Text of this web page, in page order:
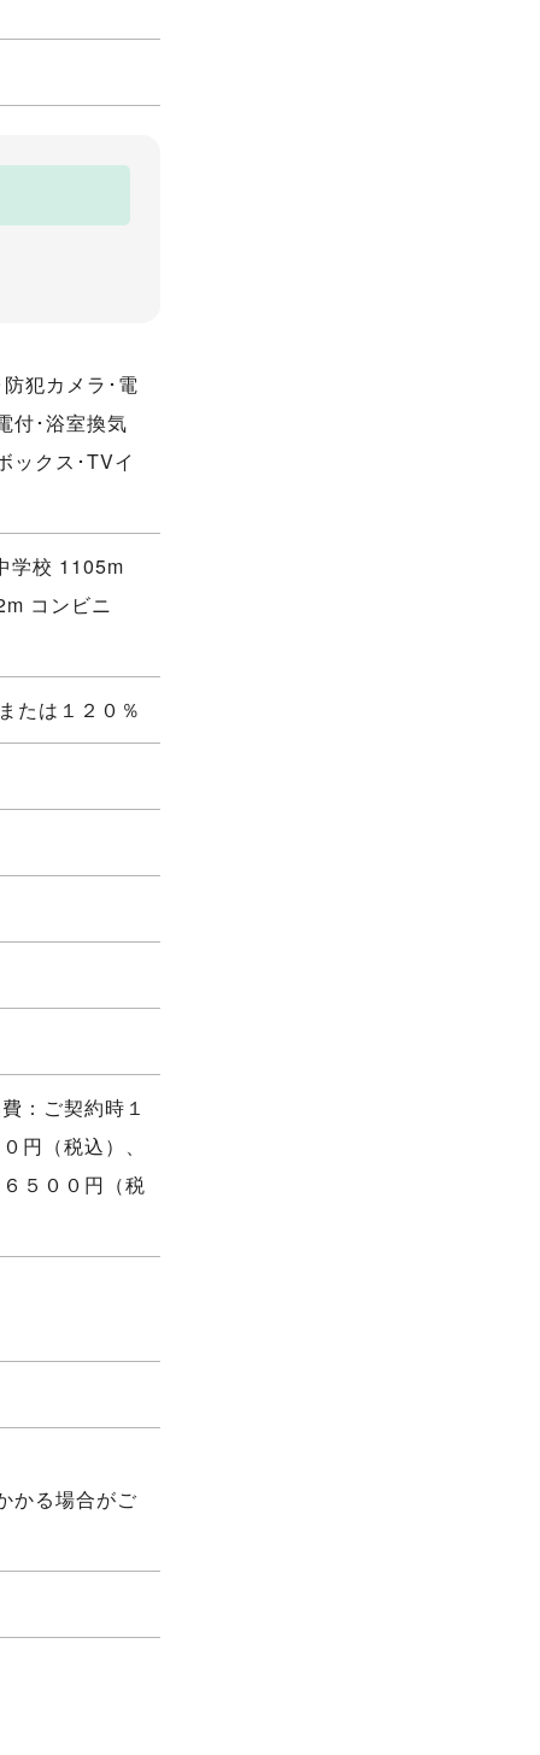
犯カメラ･電
付･浴室換気
ックス･TVイ
学校 1105m
コンビニ
たは１２０％
：ご契約時１
円（税込）、
５００円（税
かる場合がご